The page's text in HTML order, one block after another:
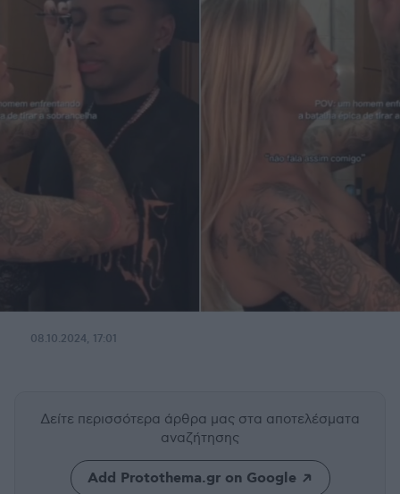
08.10.2024, 17:01
Δείτε περισσότερα άρθρα μας στα αποτελέσματα
αναζήτησης
Add Protothema.gr on Google